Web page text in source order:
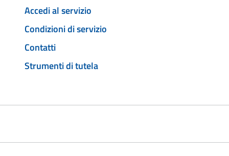
Accedi al servizio
Condizioni di servizio
Contatti
Strumenti di tutela